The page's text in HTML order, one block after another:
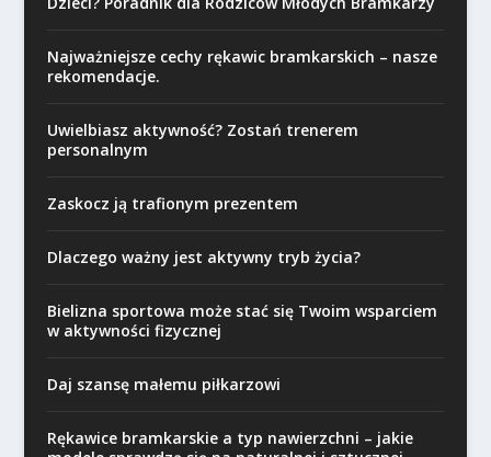
Najważniejsze cechy rękawic bramkarskich – nasze
rekomendacje.
Uwielbiasz aktywność? Zostań trenerem
personalnym
Zaskocz ją trafionym prezentem
Dlaczego ważny jest aktywny tryb życia?
Bielizna sportowa może stać się Twoim wsparciem
w aktywności fizycznej
Daj szansę małemu piłkarzowi
Rękawice bramkarskie a typ nawierzchni – jakie